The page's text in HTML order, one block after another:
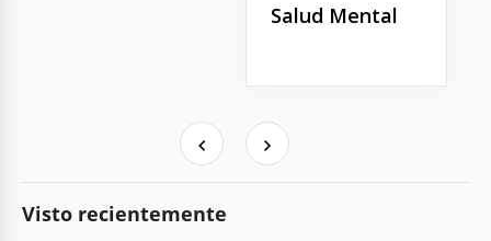
Salud Mental
Visto recientemente